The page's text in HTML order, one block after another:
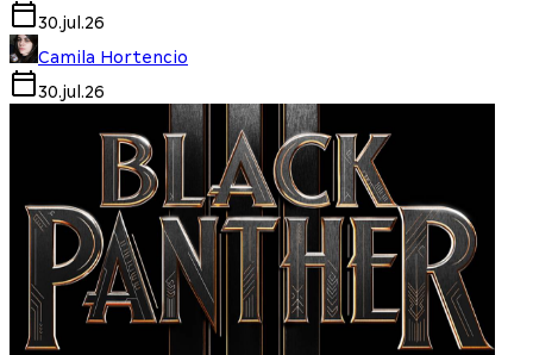
30.jul.26
Camila Hortencio
30.jul.26